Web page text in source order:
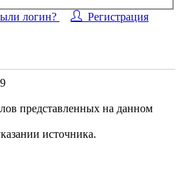
логин? Регистрация
представленных на данном
источника.